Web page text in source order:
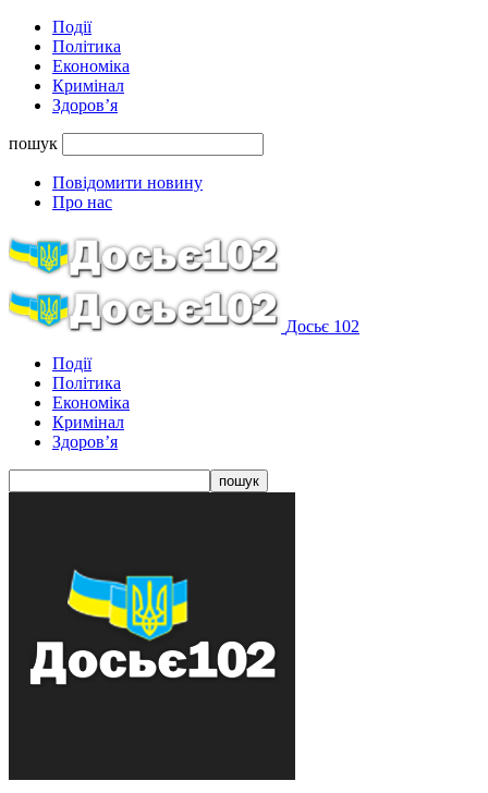
Події
Політика
Економіка
Кримінал
Здоров’я
пошук
Повідомити новину
Про нас
Досьє 102
Події
Політика
Економіка
Кримінал
Здоров’я